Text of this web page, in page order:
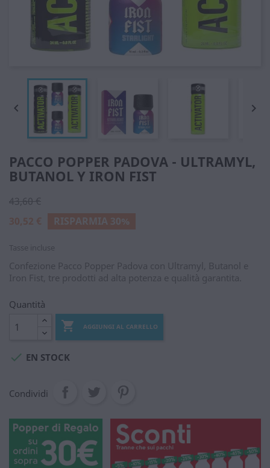
 
PACCO POPPER PADOVA - ULTRAMYL,
BUTANOL Y IRON FIST
43,60 €
30,52 €
RISPARMIA 30%
Tasse incluse
Confezione Pacco Popper Padova con Ultramyl, Butanol e
Iron Fist, tre prodotti ad alta potenza e qualità garantita.
Quantità
 AGGIUNGI AL CARRELLO
 EN STOCK
Condividi